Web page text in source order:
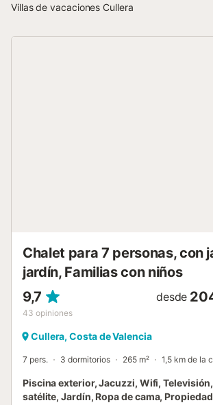
Villas de vacaciones Cullera
Chalet para 7 personas, con
jardín, Familias con niños
9,7
43 opiniones
desde
Cullera, Costa de Valencia
7 pers. 3 dormitorios 265 m² 1,5 km de la
Piscina exterior, Jacuzzi, Wifi,
satélite, Jardín, Ropa de cama,